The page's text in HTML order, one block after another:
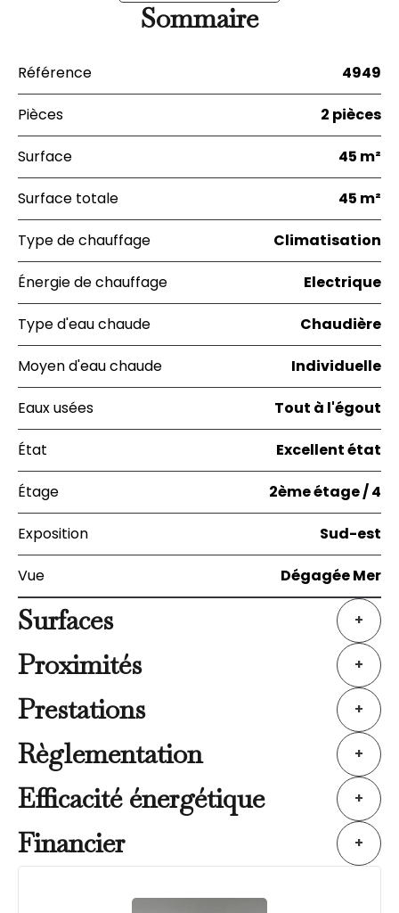
Sommaire
Référence 4949
Pièces 2 pièces
Surface 45 m²
Surface totale 45 m²
Type de chauffage Climatisation
Énergie de chauffage Electrique
Type d'eau chaude Chaudière
Moyen d'eau chaude Individuelle
Eaux usées Tout à l'égout
État Excellent état
Étage 2ème étage / 4
Exposition Sud-est
Vue Dégagée Mer
Surfaces +
Proximités +
Prestations +
Règlementation +
Efficacité énergétique +
Financier +